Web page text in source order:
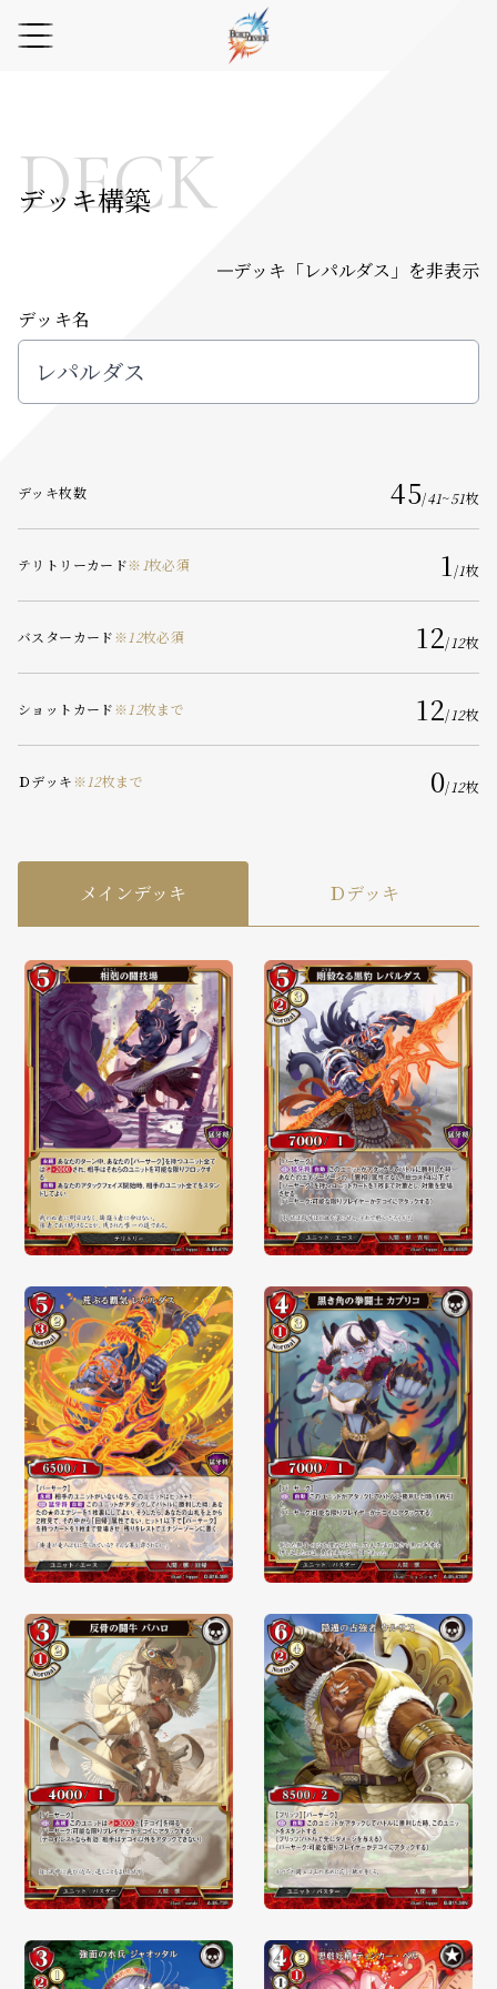
DECK
デッキ構築
デッキ「レパルダス 」を非表示
デッキ名
デッキ枚数 45/41~51枚
テリトリーカード※ 1枚必須 1/1枚
バスターカード※ 12枚必須 12/ 12枚
ショットカード※ 12枚まで 12/ 12枚
Ｄデッキ※ 12枚まで 0/ 12枚
メインデッキ Ｄデッキ